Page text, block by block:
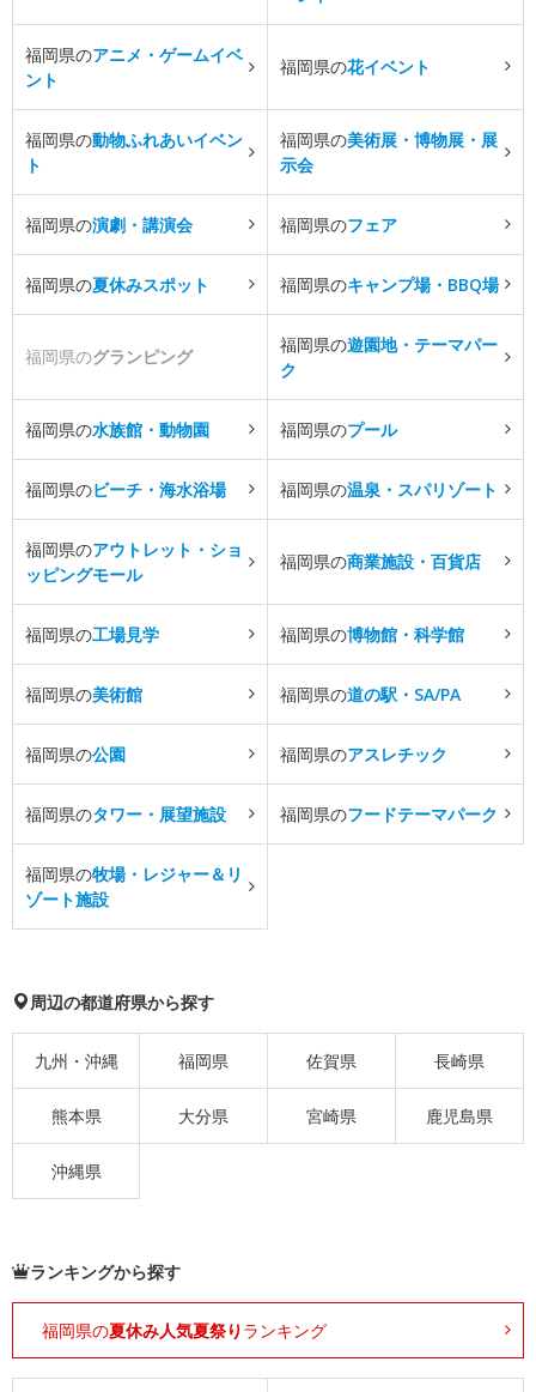
福岡県のアニメ・ゲームイベ
ント
福岡県の花イベント
福岡県の動物ふれあいイベン
ト
福岡県の美術展・博物展・展
示会
福岡県の演劇・講演会 福岡県のフェア
福岡県の夏休みスポット 福岡県のキャンプ場・BBQ場
福岡県のグランピング
福岡県の遊園地・テーマパー
ク
福岡県の水族館・動物園 福岡県のプール
福岡県のビーチ・海水浴場 福岡県の温泉・スパリゾート
福岡県のアウトレット・ショ
ッピングモール
福岡県の商業施設・百貨店
福岡県の工場見学 福岡県の博物館・科学館
福岡県の美術館 福岡県の道の駅・SA/PA
福岡県の公園 福岡県のアスレチック
福岡県のタワー・展望施設 福岡県のフードテーマパーク
福岡県の牧場・レジャー＆リ
ゾート施設
周辺の都道府県から探す
九州・沖縄 福岡県 佐賀県 長崎県
熊本県 大分県 宮崎県 鹿児島県
沖縄県
ランキングから探す
福岡県の夏休み人気夏祭り ランキング